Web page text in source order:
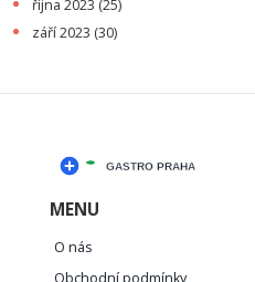
října 2023 (25)
září 2023 (30)
MENU
O nás